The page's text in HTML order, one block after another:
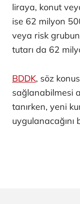
liraya, konut
ise 62 milyon
veya risk
tutarı da 62
BDDK, söz
sağlanabilmesi
tanırken, yeni
uygulanacağını